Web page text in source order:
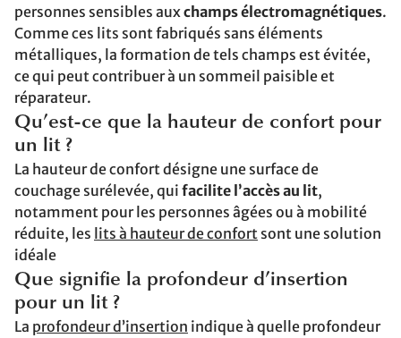
personnes sensibles auxchamps électromagnétiques.
Comme ces lits sont fabriqués sans éléments
métalliques, la formation de tels champs est évitée,
ce qui peut contribuer à un sommeil paisible et
réparateur.
Qu’est-ce que la hauteur de confort pour
un lit ?
La hauteur de confort désigne une surface de
couchage surélevée, qui facilite l’accès au lit,
notamment pour les personnes âgées ou à mobilité
réduite, les lits à hauteur de confort sont une solution
idéale
Que signifie la profondeur d’insertion
pour un lit ?
La profondeur d’insertion indique à quelle profondeur